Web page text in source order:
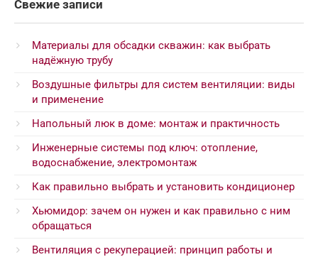
Свежие записи
Материалы для обсадки скважин: как выбрать
надёжную трубу
Воздушные фильтры для систем вентиляции: виды
и применение
Напольный люк в доме: монтаж и практичность
Инженерные системы под ключ: отопление,
водоснабжение, электромонтаж
Как правильно выбрать и установить кондиционер
Хьюмидор: зачем он нужен и как правильно с ним
обращаться
Вентиляция с рекуперацией: принцип работы и